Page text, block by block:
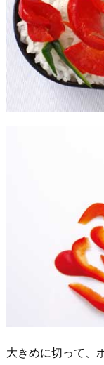
大きめに切って、